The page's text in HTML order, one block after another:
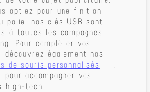
optiez pour une finition
polie, nos clés USB sont
à toutes les campagnes
Pour compléter vos
découvrez également nos
de souris personnalisés
,
accompagner vos
high-tech.